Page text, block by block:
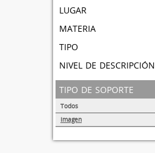
lugar
materia
tipo
nivel de descripción
tipo de soporte
Todos
Imagen